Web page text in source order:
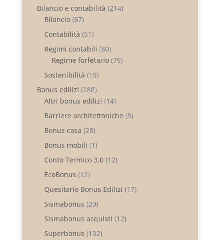
Bilancio e contabilità (214)
Bilancio(67)
Contabilità (51)
Regimi contabili (80)
Regime forfetario(79)
Sostenibilità (19)
Bonus edilizi (288)
Altri bonus edilizi (14)
Barriere architettoniche(8)
Bonus casa (28)
Bonus mobili (1)
Conto Termico 3.0(12)
EcoBonus (12)
Quesitario Bonus Edilizi (17)
Sismabonus (20)
Sismabonus acquisti (12)
Superbonus (132)